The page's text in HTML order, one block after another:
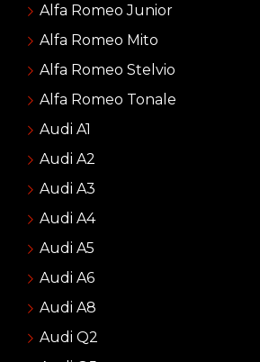
Alfa Romeo Junior
Alfa Romeo Mito
Alfa Romeo Stelvio
Alfa Romeo Tonale
Audi A1
Audi A2
Audi A3
Audi A4
Audi A5
Audi A6
Audi A8
Audi Q2